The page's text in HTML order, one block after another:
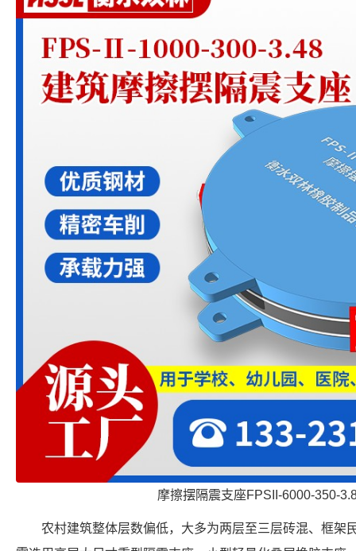
摩擦摆隔震支座FPSII-6000-350-
农村建筑整体层数偏低，大多为两层至三层砖混、框架